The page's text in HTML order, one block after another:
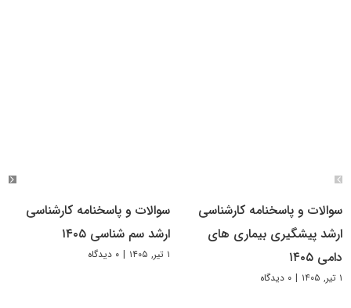
سوالات و پاسخنامه کارشناسی
ارشد پیشگیری بیماری های
دامی ۱۴۰۵
۱ تیر, ۱۴۰۵ | ۰ دیدگاه
سوالات و پاسخنامه کارشناسی
ارشد سم شناسی ۱۴۰۵
۱ تیر, ۱۴۰۵ | ۰ دیدگاه